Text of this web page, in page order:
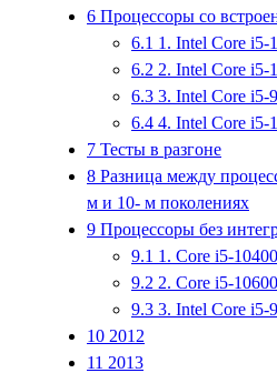
6 Процессоры со
6.1 1. Intel Core i5-
6.2 2. Intel Core i5-
6.3 3. Intel Core i5-
6.4 4. Intel Core i5-
7 Тесты в разгоне
8 Разница между
м и 10- м поколениях
9 Процессоры без
9.1 1. Core i5-
9.2 2. Core i5-
9.3 3. Intel Core i5-
10 2012
11 2013